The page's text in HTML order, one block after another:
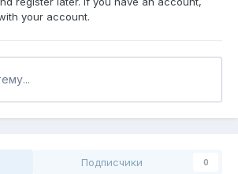
your account.
Подписчики 0